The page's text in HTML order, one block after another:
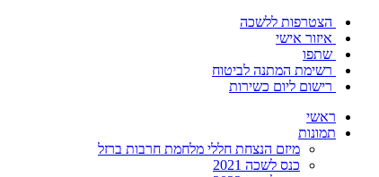
הצטרפות ללשכה
איזור אישי
שתפו
רשימת המתנה לביטוח
רישום ליום כשירות
ראשי
תמונות
מיזם הנצחת חללי מלחמת חרבות ברזל
כנס לשכה 2021